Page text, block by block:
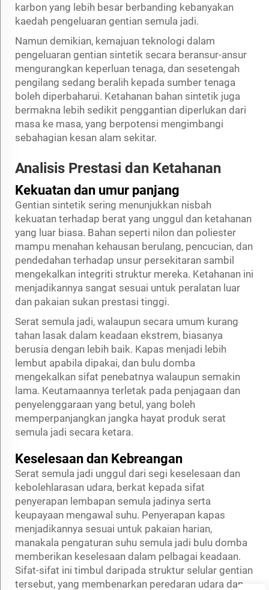
karbon yang lebih besar berbanding kebanyakan
kaedah pengeluaran gentian semula jadi.
Namun demikian, kemajuan teknologi dalam
pengeluaran gentian sintetik secara beransur-ansur
mengurangkan keperluan tenaga, dan sesetengah
pengilang sedang beralih kepada sumber tenaga
boleh diperbaharui. Ketahanan bahan sintetik juga
bermakna lebih sedikit penggantian diperlukan dari
masa ke masa, yang berpotensi mengimbangi
sebahagian kesan alam sekitar.
Analisis Prestasi dan Ketahanan
Kekuatan dan umur panjang
Gentian sintetik sering menunjukkan nisbah
kekuatan terhadap berat yang unggul dan ketahanan
yang luar biasa. Bahan seperti nilon dan poliester
mampu menahan kehausan berulang, pencucian, dan
pendedahan terhadap unsur persekitaran sambil
mengekalkan integriti struktur mereka. Ketahanan ini
menjadikannya sangat sesuai untuk peralatan luar
dan pakaian sukan prestasi tinggi.
Serat semula jadi, walaupun secara umum kurang
tahan lasak dalam keadaan ekstrem, biasanya
berusia dengan lebih baik. Kapas menjadi lebih
lembut apabila dipakai, dan bulu domba
mengekalkan sifat penebatnya walaupun semakin
lama. Keutamaannya terletak pada penjagaan dan
penyelenggaraan yang betul, yang boleh
memperpanjangkan jangka hayat produk serat
semula jadi secara ketara.
Keselesaan dan Kebreangan
Serat semula jadi unggul dari segi keselesaan dan
kebolehlarasan udara, berkat kepada sifat
penyerapan lembapan semula jadinya serta
keupayaan mengawal suhu. Penyerapan kapas
menjadikannya sesuai untuk pakaian harian,
manakala pengaturan suhu semula jadi bulu domba
memberikan keselesaan dalam pelbagai keadaan.
Sifat-sifat ini timbul daripada struktur selular gentian
tersebut, yang membenarkan peredaran udara dan